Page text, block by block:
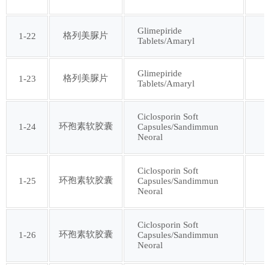
第八十批
第八十一批 第八十二批
第八十四批
第八十五批 第八十六批
第八十八批
第九十批
第九十一批 第九十二批
1-22 格列美脲片
Glimepiride
Tablets/Amaryl
1-23 格列美脲片
Glimepiride
Tablets/Amaryl
1-24 环孢素软胶囊
Ciclosporin Soft
Capsules/Sandimmun
Neoral
1-25 环孢素软胶囊
Ciclosporin Soft
Capsules/Sandimmun
Neoral
1-26 环孢素软胶囊
Ciclosporin Soft
Capsules/Sandimmun
Neoral